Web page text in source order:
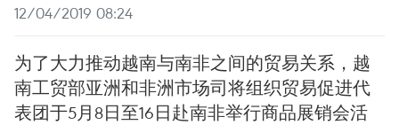
12/04/2019 08:24
为了大力推动越南与南非之间的贸易关系，越
南工贸部亚洲和非洲市场司将组织贸易促进代
表团于5月8日至16日赴南非举行商品展销会活